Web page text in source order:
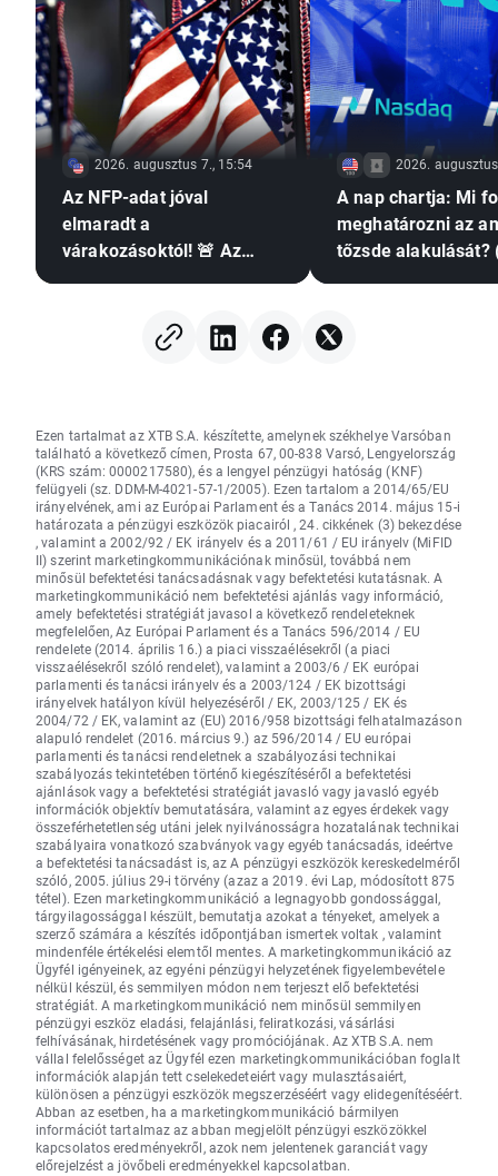
2026. augusztus 7., 15:54
Az NFP-adat jóval
elmaradt a
várakozásoktól! 🚨 Az
2026.
A nap chartja: Mi
meghatározni az
tőzsde alakulását?
Ezen tartalmat az XTB S.A. készítette, amelynek székhelye Varsóban
található a következő címen, Prosta 67, 00-838 Varsó, Lengyelország
(KRS szám: 0000217580), és a lengyel pénzügyi hatóság (KNF)
felügyeli (sz. DDM-M-4021-57-1/2005). Ezen tartalom a 2014/65/EU
irányelvének, ami az Európai Parlament és a Tanács 2014. május 15-i
határozata a pénzügyi eszközök piacairól , 24. cikkének (3) bekezdése
, valamint a 2002/92 / EK irányelv és a 2011/61 / EU irányelv (MiFID
II) szerint marketingkommunikációnak minősül, továbbá nem
minősül befektetési tanácsadásnak vagy befektetési kutatásnak. A
marketingkommunikáció nem befektetési ajánlás vagy információ,
amely befektetési stratégiát javasol a következő rendeleteknek
megfelelően, Az Európai Parlament és a Tanács 596/2014 / EU
rendelete (2014. április 16.) a piaci visszaélésekről (a piaci
visszaélésekről szóló rendelet), valamint a 2003/6 / EK európai
parlamenti és tanácsi irányelv és a 2003/124 / EK bizottsági
irányelvek hatályon kívül helyezéséről / EK, 2003/125 / EK és
2004/72 / EK, valamint az (EU) 2016/958 bizottsági felhatalmazáson
alapuló rendelet (2016. március 9.) az 596/2014 / EU európai
parlamenti és tanácsi rendeletnek a szabályozási technikai
szabályozás tekintetében történő kiegészítéséről a befektetési
ajánlások vagy a befektetési stratégiát javasló vagy javasló egyéb
információk objektív bemutatására, valamint az egyes érdekek vagy
összeférhetetlenség utáni jelek nyilvánosságra hozatalának technikai
szabályaira vonatkozó szabványok vagy egyéb tanácsadás, ideértve
a befektetési tanácsadást is, az A pénzügyi eszközök kereskedelméről
szóló, 2005. július 29-i törvény (azaz a 2019. évi Lap, módosított 875
tétel). Ezen marketingkommunikáció a legnagyobb gondossággal,
tárgyilagossággal készült, bemutatja azokat a tényeket, amelyek a
szerző számára a készítés időpontjában ismertek voltak , valamint
mindenféle értékelési elemtől mentes. A marketingkommunikáció az
Ügyfél igényeinek, az egyéni pénzügyi helyzetének figyelembevétele
nélkül készül, és semmilyen módon nem terjeszt elő befektetési
stratégiát. A marketingkommunikáció nem minősül semmilyen
pénzügyi eszköz eladási, felajánlási, feliratkozási, vásárlási
felhívásának, hirdetésének vagy promóciójának. Az XTB S.A. nem
vállal felelősséget az Ügyfél ezen marketingkommunikációban foglalt
információk alapján tett cselekedeteiért vagy mulasztásaiért,
különösen a pénzügyi eszközök megszerzéséért vagy elidegenítéséért.
Abban az esetben, ha a marketingkommunikáció bármilyen
információt tartalmaz az abban megjelölt pénzügyi eszközökkel
kapcsolatos eredményekről, azok nem jelentenek garanciát vagy
előrejelzést a jövőbeli eredményekkel kapcsolatban.